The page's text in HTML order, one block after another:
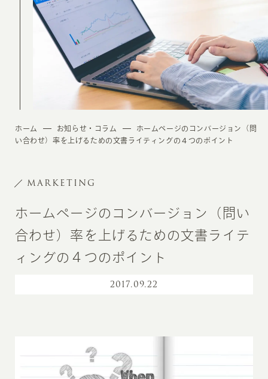
ホーム お知らせ・コラム
ホームページのコンバージョン（問
い合わせ）率を上げるための文書ライティングの４つのポイント
MARKETING
ホームページのコンバージョン（問い
合わせ）率を上げるための文書ライテ
ィングの４つのポイント
2017.09.22